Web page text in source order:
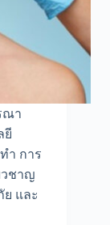
ณา
ยี
ำ การ
วชาญ
และ